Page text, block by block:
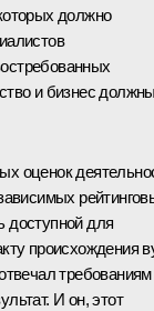
должно
и бизнес
оценок
доступной для
происхождения
требованиям
И он, этот